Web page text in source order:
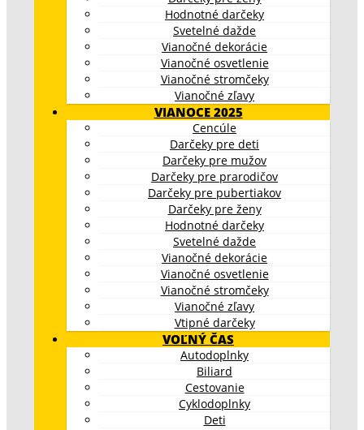
Hodnotné darčeky
Svetelné dažde
Vianočné dekorácie
Vianočné osvetlenie
Vianočné stromčeky
Vianočné zľavy
VIANOCE 2025
Cencúle
Darčeky pre deti
Darčeky pre mužov
Darčeky pre prarodičov
Darčeky pre pubertiakov
Darčeky pre ženy
Hodnotné darčeky
Svetelné dažde
Vianočné dekorácie
Vianočné osvetlenie
Vianočné stromčeky
Vianočné zľavy
Vtipné darčeky
VOĽNÝ ČAS
Autodoplnky
Biliard
Cestovanie
Cyklodoplnky
Deti